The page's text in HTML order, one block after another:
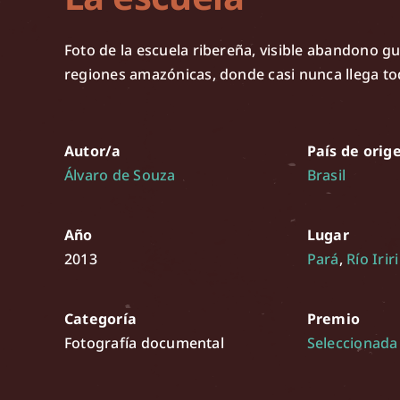
Foto de la escuela ribereña, visible abandono
regiones amazónicas, donde casi nunca llega
Autor/a
Álvaro de Souza
País de
Brasil
Año
2013
Lugar
Pará, Río Iriri
Categoría
Fotografía documental
Premio
Seleccionada